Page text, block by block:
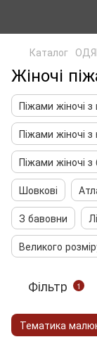
Каталог
Жіночі
Піжами жіночі
Піжами жіночі
Піжами жіночі
Шовкові
З бавовни
Великого
Фільтр 1
Тематика